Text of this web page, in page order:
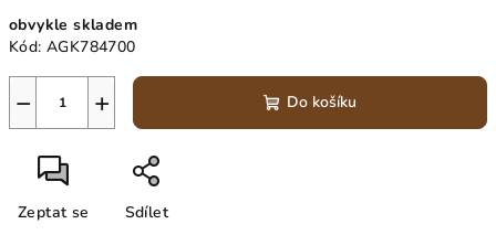
cena:
obvykle skladem
Kód: AGK784700
+
− Do košíku
Zeptat se Sdílet